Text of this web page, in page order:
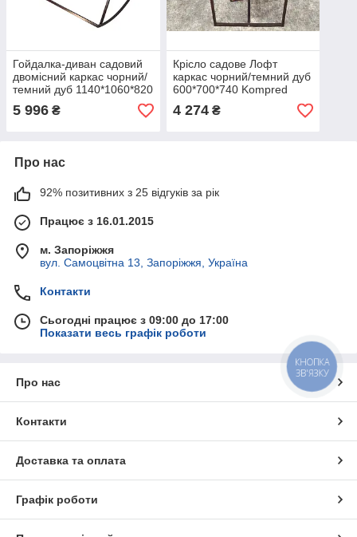
Гойдалка-диван садовий
двомісний каркас чорний/
темний дуб 1140*1060*820
OL720
5 996 ₴
Крісло садове Лофт
каркас чорний/темний дуб
600*700*740 Kompred
OL723
4 274₴
Про нас
92% позитивних з 25 відгуків за рік
Працює з 16.01.2015
м. Запоріжжя
вул. Самоцвітна 13, Запоріжжя, Україна
Контакти
Сьогодні працює з 09:00 до 17:00
Показати весь графік роботи
Про нас
Контакти
Доставка та оплата
Графік роботи
КНОПКА
ЗВ'ЯЗКУ